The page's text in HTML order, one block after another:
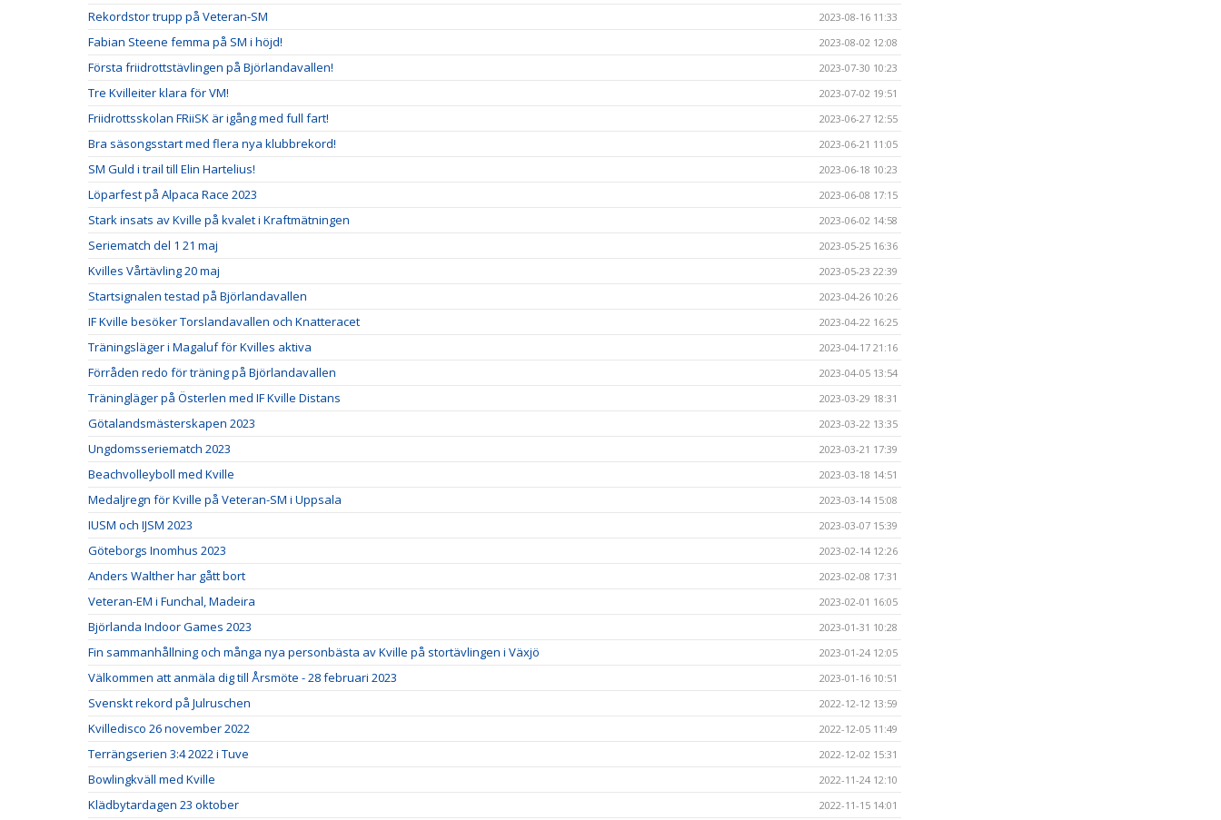
Rekordstor trupp på Veteran-SM 2023-08-16 11:33
Fabian Steene femma på SM i höjd! 2023-08-02 12:08
Första friidrottstävlingen på Björlandavallen! 2023-07-30 10:23
Tre Kvilleiter klara för VM! 2023-07-02 19:51
Friidrottsskolan FRiiSK är igång med full fart! 2023-06-27 12:55
Bra säsongsstart med flera nya klubbrekord! 2023-06-21 11:05
SM Guld i trail till Elin Hartelius! 2023-06-18 10:23
Löparfest på Alpaca Race 2023 2023-06-08 17:15
Stark insats av Kville på kvalet i Kraftmätningen 2023-06-02 14:58
Seriematch del 1 21 maj 2023-05-25 16:36
Kvilles Vårtävling 20 maj 2023-05-23 22:39
Startsignalen testad på Björlandavallen 2023-04-26 10:26
IF Kville besöker Torslandavallen och Knatteracet 2023-04-22 16:25
Träningsläger i Magaluf för Kvilles aktiva 2023-04-17 21:16
Förråden redo för träning på Björlandavallen 2023-04-05 13:54
Träningläger på Österlen med IF Kville Distans 2023-03-29 18:31
Götalandsmästerskapen 2023 2023-03-22 13:35
Ungdomsseriematch 2023 2023-03-21 17:39
Beachvolleyboll med Kville 2023-03-18 14:51
Medaljregn för Kville på Veteran-SM i Uppsala 2023-03-14 15:08
IUSM och IJSM 2023 2023-03-07 15:39
Göteborgs Inomhus 2023 2023-02-14 12:26
Anders Walther har gått bort 2023-02-08 17:31
Veteran-EM i Funchal, Madeira 2023-02-01 16:05
Björlanda Indoor Games 2023 2023-01-31 10:28
Fin sammanhållning och många nya personbästa av Kville på stortävlingen i Växjö 2023-01-24 12:05
Välkommen att anmäla dig till Årsmöte - 28 februari 2023 2023-01-16 10:51
Svenskt rekord på Julruschen 2022-12-12 13:59
Kvilledisco 26 november 2022 2022-12-05 11:49
Terrängserien 3:4 2022 i Tuve 2022-12-02 15:31
Bowlingkväll med Kville 2022-11-24 12:10
Klädbytardagen 23 oktober 2022-11-15 14:01